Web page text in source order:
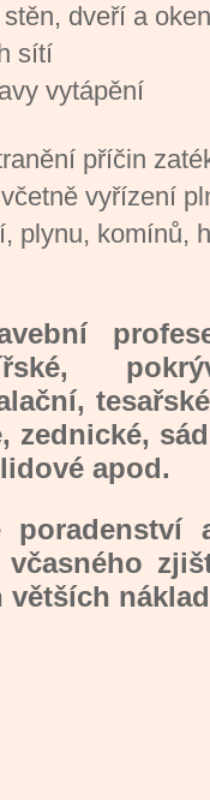
stěn, dveří a
a
příčin
vyřízení
plynu, komínů,
zednické,
apod.